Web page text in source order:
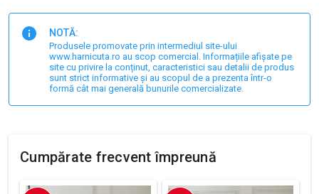
NOTĂ:
Produsele promovate prin intermediul site-ului
www.harnicuta.ro au scop comercial. Informațiile afișate pe
site cu privire la conținut, caracteristici sau detalii de produs
sunt strict informative și au scopul de a prezenta într-o
formă cât mai generală bunurile comercializate.
Cumpărate frecvent împreună